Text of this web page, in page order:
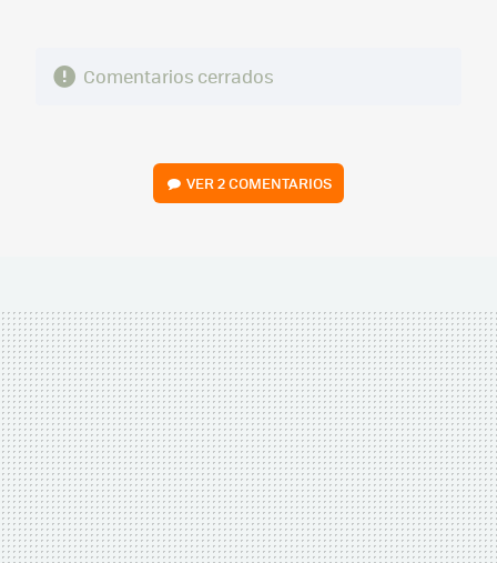
Comentarios cerrados
VER2 COMENTARIOS